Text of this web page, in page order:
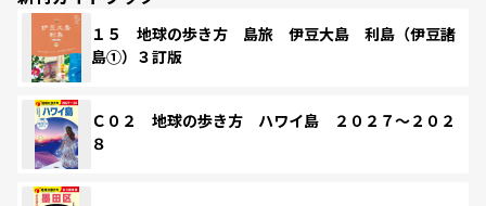
１５ 地球の歩き方 島旅 伊豆大島 利島（伊豆諸
島①）３訂版
Ｃ０２ 地球の歩き方 ハワイ島 ２０２７～２０２
８